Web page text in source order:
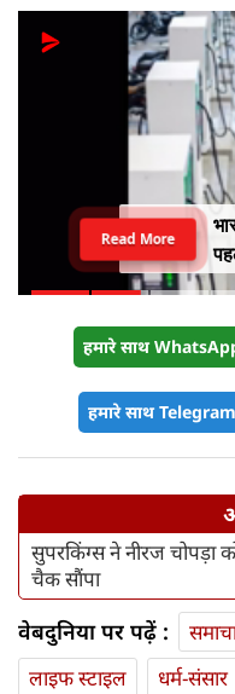
Read More
हमारे साथ
हमारे साथ
सुपरकिंग्स ने नीरज चोपड़ा
चैक सौंपा
वेबदुनिया पर पढ़ें :
लाइफ स्‍टाइल
धर्म-संसार